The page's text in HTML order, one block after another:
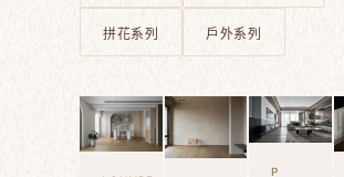
拼花系列 戶外系列
P